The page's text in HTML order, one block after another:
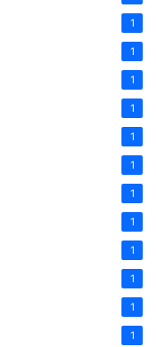
1
1
1
1
1
1
1
1
1
1
1
1